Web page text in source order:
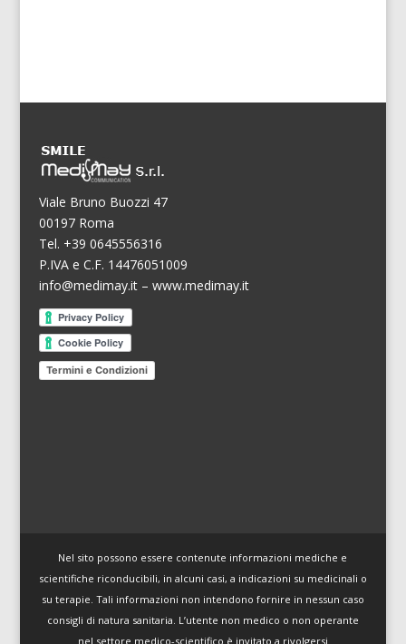
Viale Bruno Buozzi 47
00197 Roma
Tel. +39 0645556316
P.IVA e C.F. 14476051009
info@medimay.it– www.medimay.it
Termini e Condizioni
Nel sito possono essere contenute informazioni mediche e
scientifiche riconducibili, in alcuni casi, a indicazioni su medicinali o
su terapie. Tali informazioni non intendono fornire in nessun caso
consigli di natura sanitaria. L’utente non medico o non operante
nel settore medico-scientifico è invitato a rivolgersi